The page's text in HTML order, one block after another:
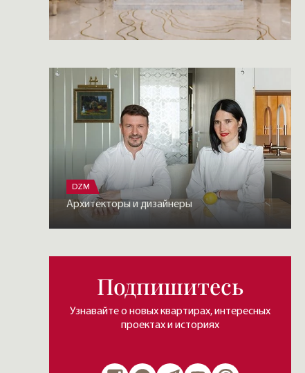
DZM
Архитекторы и дизайнеры
Подпишитесь
Узнавайте о новых квартирах, интересных
проектах и историях